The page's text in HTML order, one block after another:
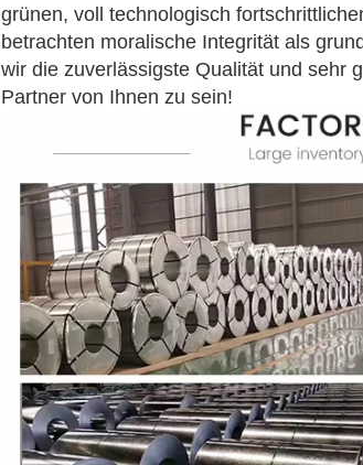
grünen, voll technologisch
betrachten moralische Integrität als
wir die zuverlässigste Qualität und sehr
Partner von Ihnen zu sein!